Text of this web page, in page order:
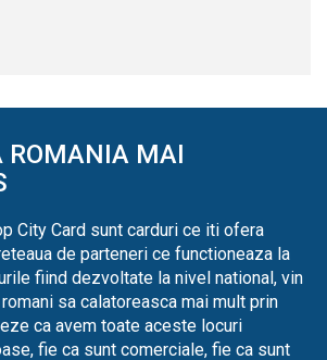
ROMANIA MAI
City Card sunt carduri ce iti ofera
de parteneri ce functioneaza la
fiind dezvoltate la nivel national, vin
sa calatoreasca mai mult prin
ca avem toate aceste locuri
fie ca sunt comerciale, fie ca sunt